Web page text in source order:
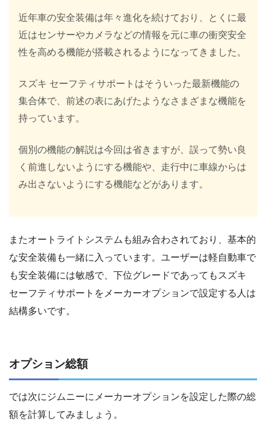
近年車の安全装備は年々進化を続けており、とくに最
近はセンサーやカメラなどの情報を元に車の衝突安全
性を高める機能が搭載されるようになってきました。
スズキ セーフティサポートはそういった最新機能の
集合体で、前述の表にあげたようなさまざまな機能を
持っています。
個別の機能の解説は今回は省きますが、誤って勢い良
く前進しないようにする機能や、走行中に車線からは
み出さないようにする機能などがあります。
またオートライトシステムも組み合わされており、基本的
な安全装備も一緒に入っています。ユーザーは軽自動車で
も安全装備には敏感で、下位グレードであってもスズキ
セーフティサポートをメーカーオプションで設定する人は
結構多いです。
オプション総額
では次にジムニーにメーカーオプションを設定した際の総
額を計算してみましょう。